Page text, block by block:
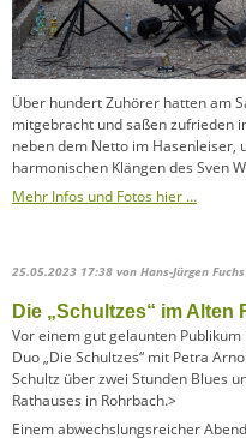
Über hundert Zuhörer hatten am
mitgebracht und saßen zufrieden
neben dem Netto im Hasenleiser,
harmonischen Klängen des Sven
Mehr Infos und Fotos hier …
25.05.2023 17:38 von Hans-Jürgen Fuchs
Die „Schultzes“ im Alten
Vor einem gut gelaunten
Duo „Die Schultzes“ mit Petra
Schultz über zwei Stunden Blues
Rathauses in Rohrbach.>
Einem abwechslungsreicher